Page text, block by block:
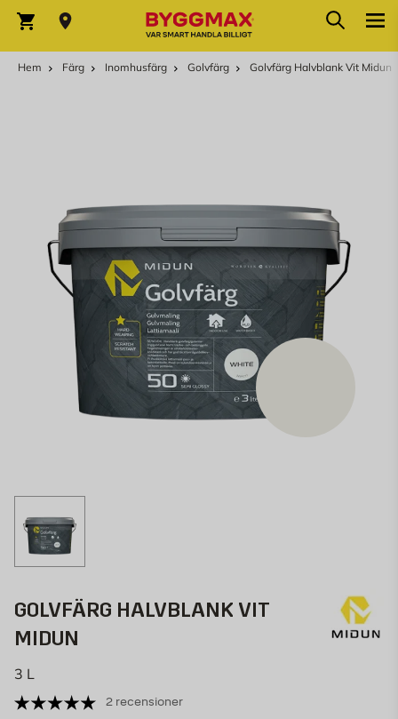
Varukorg Sök
Hem Färg Inomhusfärg Golvfärg Golvfärg Halvblank Vit Midun
GOLVFÄRG HALVBLANK VIT
MIDUN
3 L
2 recensioner